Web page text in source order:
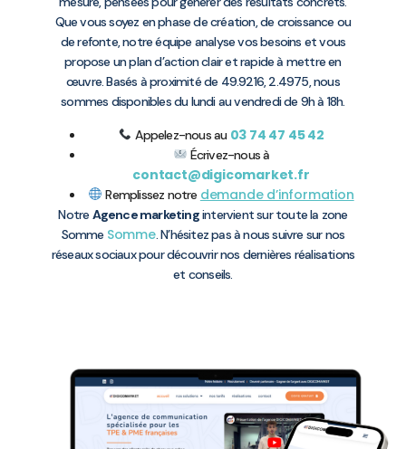
Que vous soyez en phase de création, de croissance ou
de refonte, notre équipe analyse vos besoins et vous
propose un plan d’action clair et rapide à mettre en
œuvre. Basés à proximité de 49.9216, 2.4975, nous
sommes disponibles du lundi au vendredi de 9h à 18h.
Appelez-nous au 03 74 47 45 42
Écrivez-nous à
contact@digicomarket.fr
Remplissez notre demande d’information
Notre Agence marketingintervient sur toute la zone
Somme Somme. N’hésitez pas à nous suivre sur nos
réseaux sociaux pour découvrir nos dernières réalisations
et conseils.